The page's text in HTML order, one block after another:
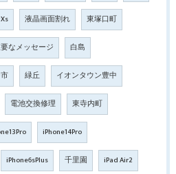
液晶画面割れ 東塚口町
なメッセージ 白島
緑丘 イオンタウン豊中
電池交換修理 東寺内町
iPhone14Pro
iPhone6sPlus 千里園 iPad Air2